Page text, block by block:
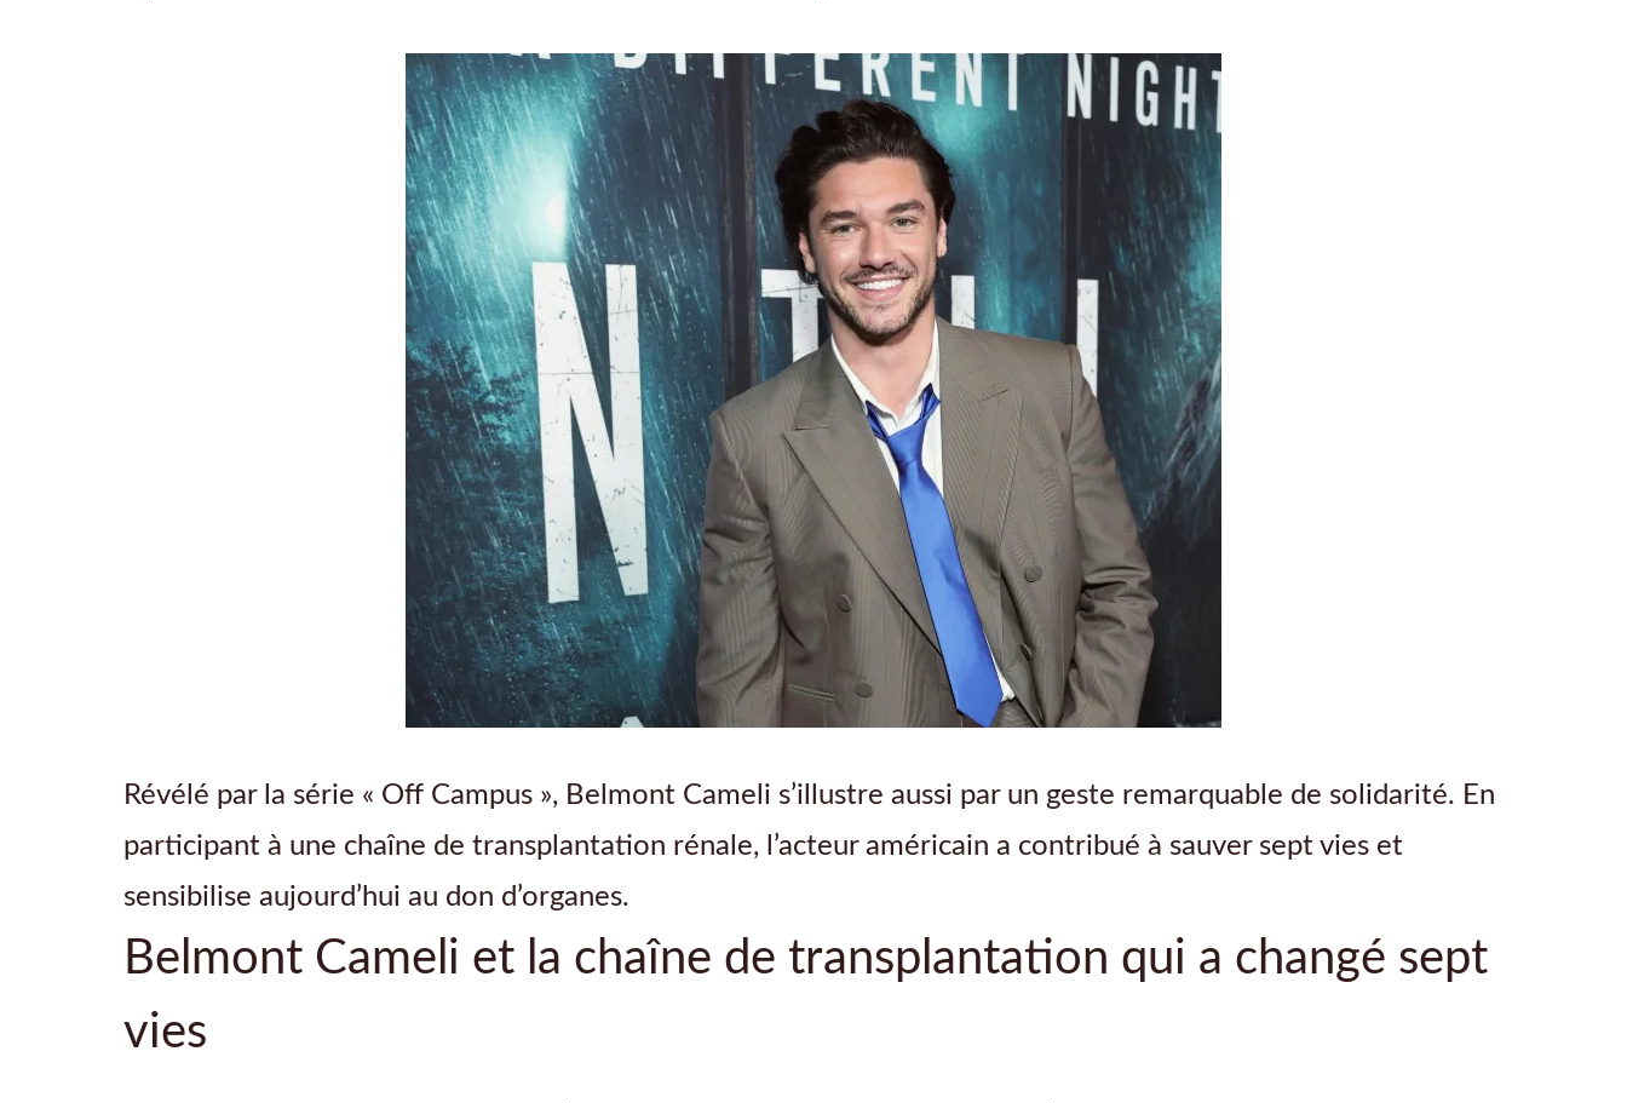
Révélé par la série « Off Campus », Belmont Cameli s’illustre aussi par un geste remarquable de solidarité. En
participant à une chaîne de transplantation rénale, l’acteur américain a contribué à sauver sept vies et
sensibilise aujourd’hui au don d’organes.
Belmont Cameli et la chaîne de transplantation qui a changé sept
vies